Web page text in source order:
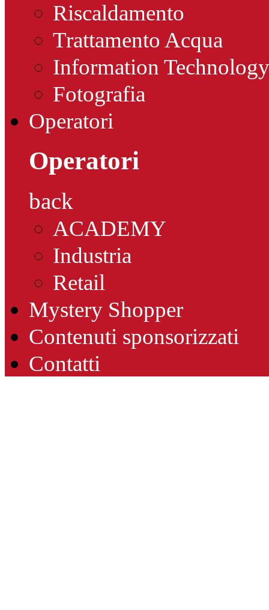
Riscaldamento
Trattamento Acqua
Information Technology
Fotografia
Operatori
Operatori
back
ACADEMY
Industria
Retail
Mystery Shopper
Contenuti sponsorizzati
Contatti